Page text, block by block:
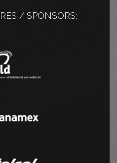
/ SPONSORS: